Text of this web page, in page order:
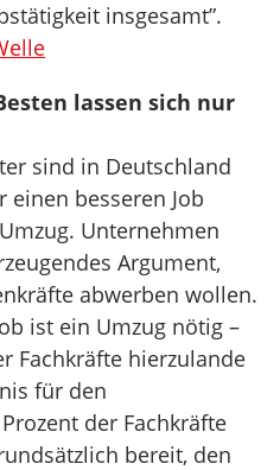
insgesamt”.
lassen sich nur
sind in Deutschland
besseren Job
Unternehmen
Argument,
abwerben wollen.
ist ein Umzug nötig –
Fachkräfte hierzulande
für den
der Fachkräfte
bereit, den